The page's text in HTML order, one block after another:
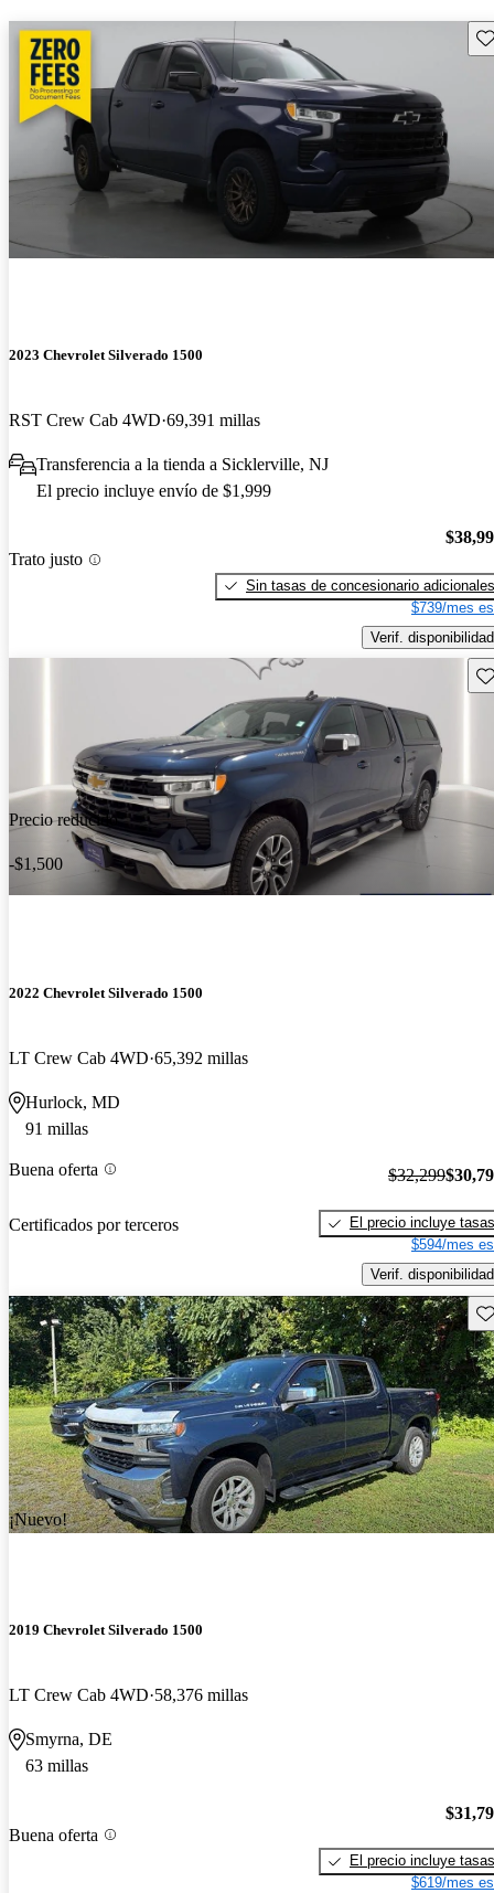
2023 Chevrolet Silverado 1500
RST Crew Cab 4WD 69,391 millas
Transferencia a la tienda a Sicklerville, NJ
El precio incluye envío de $1,999
Trato justo
Sin tasas de concesionario adicionales
$739/mes
Verif. disponibilidad
Precio reducido
-$1,500
2022 Chevrolet Silverado 1500
LT Crew Cab 4WD 65,392 millas
Hurlock, MD
91 millas
Buena oferta
Certificados por terceros
$32,299
El precio incluye tasas
$594/mes
Verif. disponibilidad
¡Nuevo!
2019 Chevrolet Silverado 1500
LT Crew Cab 4WD 58,376 millas
Smyrna, DE
63 millas
Buena oferta
El precio incluye tasas
$619/mes